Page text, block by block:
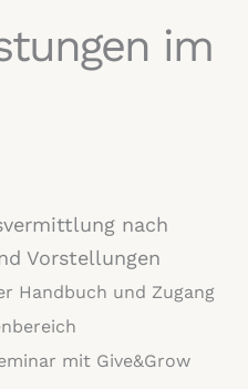
im
nach
Vorstellungen
Handbuch und Zugang
mit Give&Grow